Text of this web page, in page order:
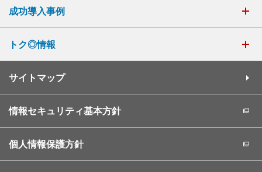
成功導入事例
トク◎情報
サイトマップ
情報セキュリティ基本方針
個人情報保護方針